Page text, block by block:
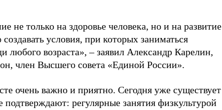
не только на здоровье человека, но и на развитие
условия, при которых заниматься
любого возраста», – заявил Александр Карелин,
член Высшего совета «Единой России».
очень важно и приятно. Сегодня уже существует
регулярные занятия физкультурой